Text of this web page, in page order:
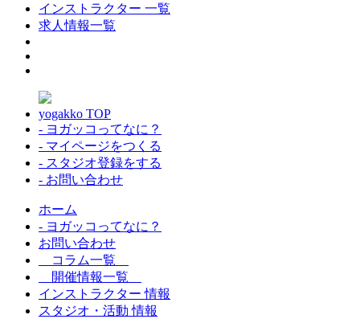
インストラクター 一覧
求人情報一覧
yogakko TOP
- ヨガッコってなに？
- マイページをつくる
- スタジオ登録をする
- お問い合わせ
ホーム
- ヨガッコってなに？
お問い合わせ
コラム一覧
開催情報一覧
インストラクター 情報
スタジオ・活動 情報